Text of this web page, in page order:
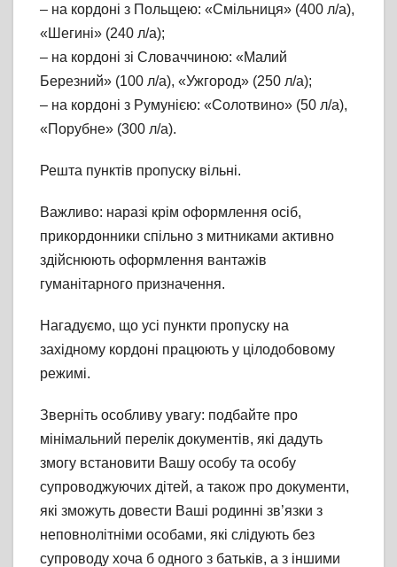
– на кордоні з Польщею: «Смільниця» (400 л/а),
«Шегині» (240 л/а);
– на кордоні зі Словаччиною: «Малий
Березний» (100 л/а), «Ужгород» (250 л/а);
– на кордоні з Румунією: «Солотвино» (50 л/а),
«Порубне» (300 л/а).
Решта пунктів пропуску вільні.
Важливо: наразі крім оформлення осіб,
прикордонники спільно з митниками активно
здійснюють оформлення вантажів
гуманітарного призначення.
Нагадуємо, що усі пункти пропуску на
західному кордоні працюють у цілодобовому
режимі.
Зверніть особливу увагу: подбайте про
мінімальний перелік документів, які дадуть
змогу встановити Вашу особу та особу
супроводжуючих дітей, а також про документи,
які зможуть довести Ваші родинні зв’язки з
неповнолітніми особами, які слідують без
супроводу хоча б одного з батьків, а з іншими